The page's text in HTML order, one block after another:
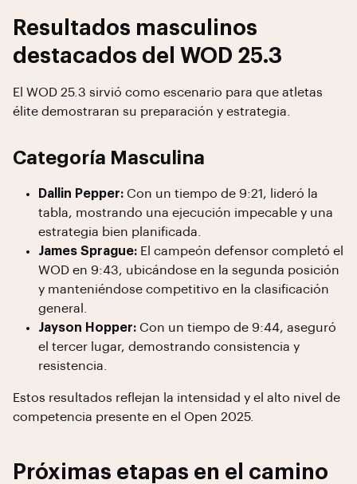
Resultados masculinos
destacados del WOD 25.3
El WOD 25.3 sirvió como escenario para que atletas
élite demostraran su preparación y estrategia.
Categoría Masculina
Dallin Pepper: Con un tiempo de 9:21, lideró la
tabla, mostrando una ejecución impecable y una
estrategia bien planificada.
James Sprague: El campeón defensor completó el
WOD en 9:43, ubicándose en la segunda posición
y manteniéndose competitivo en la clasificación
general.
Jayson Hopper: Con un tiempo de 9:44, aseguró
el tercer lugar, demostrando consistencia y
resistencia.
Estos resultados reflejan la intensidad y el alto nivel de
competencia presente en el Open 2025.
Próximas etapas en el camino